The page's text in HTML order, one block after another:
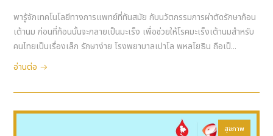
พารู้จักเทคโนโลยีทางการแพทย์ที่ทันสมัย กับนวัตกรรมการผ่าตัดรักษาก้อน
เต้านม ก่อนที่ก้อนนั้นจะกลายเป็นมะเร็ง เพื่อช่วยให้โรคมะเร็งเต้านมสำหรับ
คนไทยเป็นเรื่องเล็ก รักษาง่าย โรงพยาบาลเปาโล พหลโยธิน ถือเป็...
อ่านต่อ
สุขภาพ